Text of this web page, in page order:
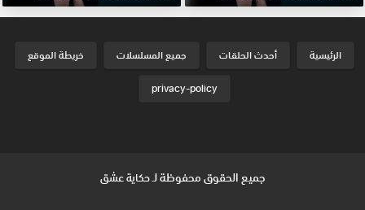
الرئيسية أحدث الحلقات جميع المسلسلات
خريطة الموقع
privacy-policy
جميع الحقوق محفوظة لـحكاية عشق